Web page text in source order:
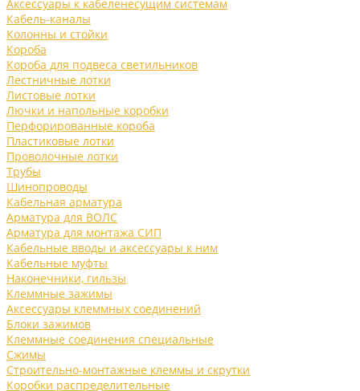
Аксессуары к кабеленесущим системам
Кабель-каналы
Колонны и стойки
Короба
Короба для подвеса светильников
Лестничные лотки
Листовые лотки
Лючки и напольные коробки
Перфорированные короба
Пластиковые лотки
Проволочные лотки
Трубы
Шинопроводы
Кабельная арматура
Арматура для ВОЛС
Арматура для монтажа СИП
Кабельные вводы и аксессуары к ним
Кабельные муфты
Наконечники, гильзы
Клеммные зажимы
Аксессуары клеммных соединений
Блоки зажимов
Клеммные соединения специальные
Сжимы
Строительно-монтажные клеммы и скрутки
Коробки распределительные